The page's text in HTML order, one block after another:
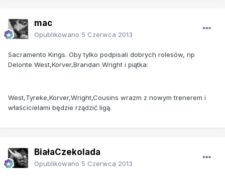
mac
Opublikowano 5 Czerwca 2013
Sacramento Kings. Oby tylko podpisali dobrych rolesów, np
Delonte West,Korver,Brandan Wright i piątka:
West,Tyreke,Korver,Wright,Cousins wrazm z nowym trenerem i
właścicielami będzie rządzić ligą.
BiałaCzekolada
Opublikowano 5 Czerwca 2013